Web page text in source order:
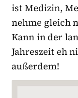
ist Medizin,
nehme gleich
Kann in der
Jahreszeit eh
außerdem!